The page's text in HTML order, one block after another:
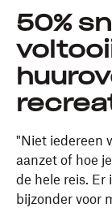
50%
"Niet iedereen
aanzet of hoe
de hele reis. Er
bijzonder voor